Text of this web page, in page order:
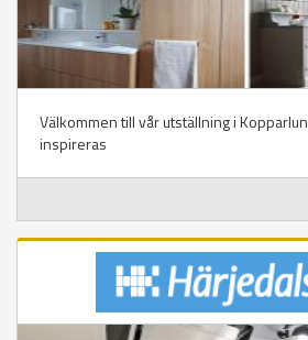
Välkommen till vår utställning i
inspireras